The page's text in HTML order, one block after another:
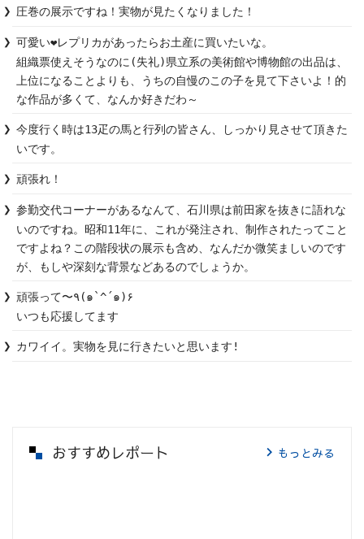
圧巻の展示ですね！実物が見たくなりました！
可愛い❤️レプリカがあったらお土産に買いたいな。
組織票使えそうなのに(失礼)県立系の美術館や博物館の出品は、
上位になることよりも、うちの自慢のこの子を見て下さいよ！的
な作品が多くて、なんか好きだわ～
今度行く時は13疋の馬と行列の皆さん、しっかり見させて頂きた
いです。
頑張れ！
参勤交代コーナーがあるなんて、石川県は前田家を抜きに語れな
いのですね。昭和11年に、これが発注され、制作されたってこと
ですよね？この階段状の展示も含め、なんだか微笑ましいのです
が、もしや深刻な背景などあるのでしょうか。
頑張って〜٩(๑`^´๑)۶
いつも応援してます
カワイイ。実物を見に行きたいと思います!
おすすめレポート もっとみる